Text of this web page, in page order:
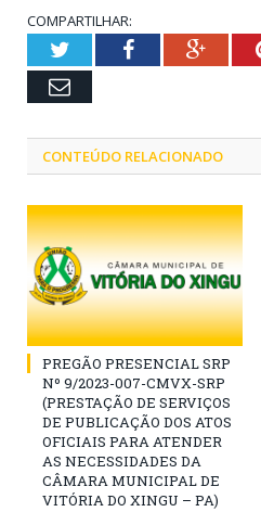
COMPARTILHAR:
TwitterFacebook
Email
CONTEÚDO RELACIONADO
PREGÃO PRESENCIAL SRP
Nº 9/2023-007-CMVX-SRP
(PRESTAÇÃO DE SERVIÇOS
DE PUBLICAÇÃO DOS ATOS
OFICIAIS PARA ATENDER
AS NECESSIDADES DA
CÂMARA MUNICIPAL DE
VITÓRIA DO XINGU – PA)